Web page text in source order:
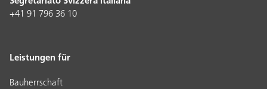
+41 91 796 36 10
Leistungen für
Bauherrschaft